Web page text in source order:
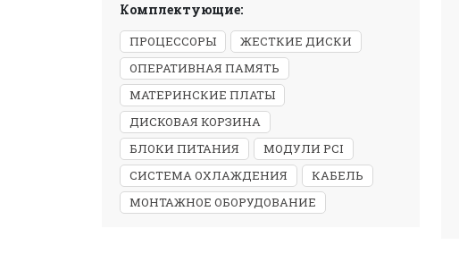
Комплектующие:
ПРОЦЕССОРЫ
ЖЕСТКИЕ ДИСКИ
ОПЕРАТИВНАЯ ПАМЯТЬ
МАТЕРИНСКИЕ ПЛАТЫ
ДИСКОВАЯ КОРЗИНА
БЛОКИ ПИТАНИЯ
МОДУЛИ PCI
СИСТЕМА ОХЛАЖДЕНИЯ
КАБЕЛЬ
МОНТАЖНОЕ ОБОРУДОВАНИЕ